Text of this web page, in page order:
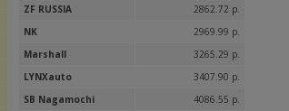
ZF RUSSIA
2862.72 р.
NK
2969.99 р.
Marshall
3265.29 р.
LYNXauto
3407.90 р.
SB Nagamochi
4086.55 р.